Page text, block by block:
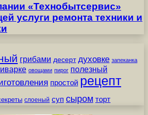
«Технобытсервис»
услуги ремонта техники и
грибами десерт духовке запеканка
овощами пирог полезный
простой рецепт
слоеный суп сыром торт